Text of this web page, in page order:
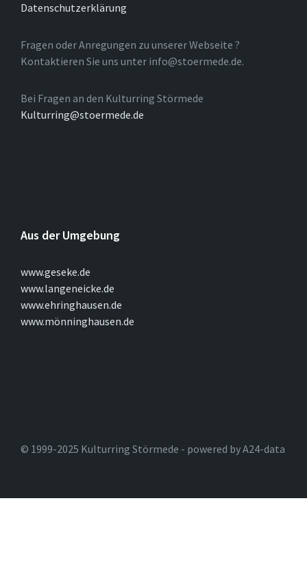
Datenschutzerklärung
Fragen oder Anregungen zu unserer Webseite ?
Kontaktieren Sie uns unter info@stoermede.de.
Bei Fragen an den Kulturring Störmede
Kulturring@stoermede.de
Aus der Umgebung
www.geseke.de
www.langeneicke.de
www.ehringhausen.de
www.mönninghausen.de
© 1999-2025 Kulturring Störmede - powered by A24-data